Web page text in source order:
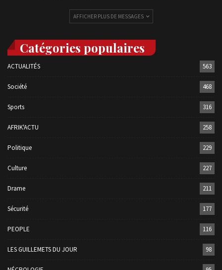
AFFICHER PLUS DE MESSAGES
Catégories populaires
ACTUALITÉS 563
Société 468
Sports 316
AFRIK'ACTU 258
Politique 229
Culture 227
Drame 211
Sécurité 177
PEOPLE 116
LES GUILLEMETS DU JOUR 98